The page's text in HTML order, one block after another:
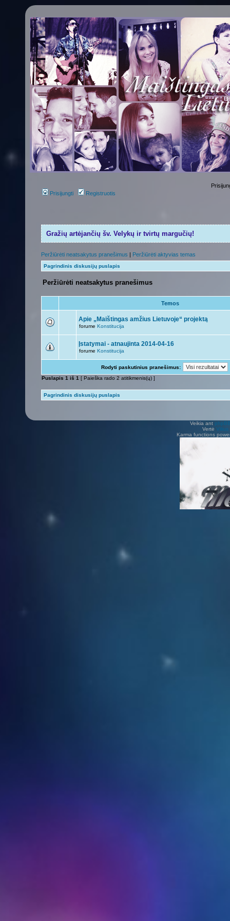
Prisijungti Registruotis
Gražių artėjančių šv. Velykų ir tvirtų margučių!
Peržiūrėti neatsakytus pranešimus | Peržiūrėti aktyvias temas
Pagrindinis diskusijų puslapis
Peržiūrėti neatsakytus pranešimus
Temos
Apie „Maištingas amžius Lietuvoje“ projektą
forume Konstitucija
Įstatymai - atnaujinta 2014-04-16
forume Konstitucija
Rodyti paskutinius pranešimus:
Puslapis 1 iš 1 [ Paieška rado 2 atitikmenis(ų) ]
Pagrindinis diskusijų puslapis
Veikia ant
Vertė Vilius
Karma functions